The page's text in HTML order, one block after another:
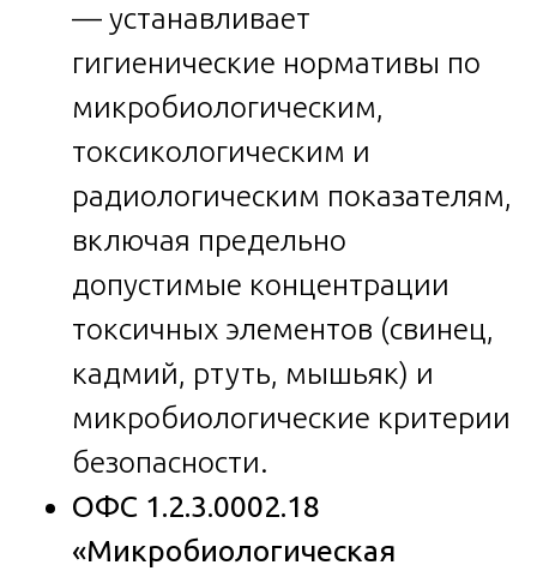
— устанавливает
гигиенические нормативы по
микробиологическим,
токсикологическим и
радиологическим показателям,
включая предельно
допустимые концентрации
токсичных элементов (свинец,
кадмий, ртуть, мышьяк) и
микробиологические критерии
безопасности.
ОФС 1.2.3.0002.18
«Микробиологическая